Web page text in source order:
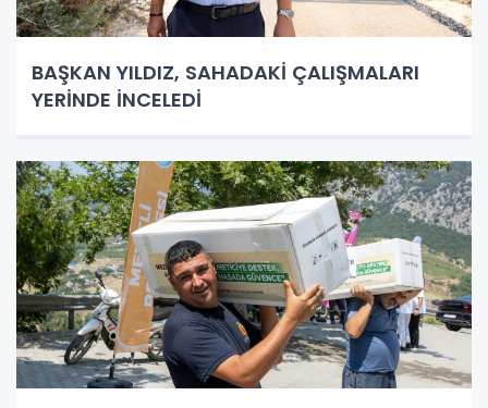
BAŞKAN YILDIZ, SAHADAKİ ÇALIŞMALARI
YERİNDE İNCELEDİ